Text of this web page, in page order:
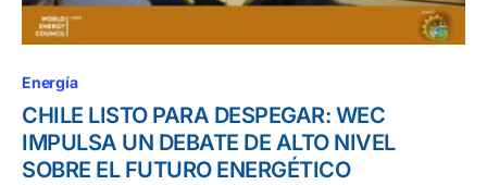
Energía
CHILE LISTO PARA DESPEGAR: WEC
IMPULSA UN DEBATE DE ALTO NIVEL
SOBRE EL FUTURO ENERGÉTICO